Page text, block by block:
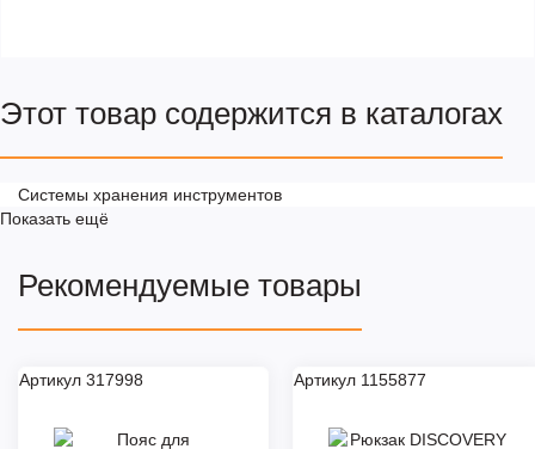
Этот товар содержится в каталогах
Системы хранения инструментов
Показать ещё
Рекомендуемые товары
Артикул 317998 Артикул 1155877